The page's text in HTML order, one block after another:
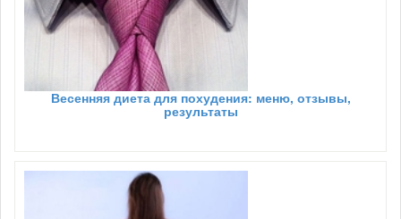
Весенняя диета для похудения: меню, отзывы,
результаты